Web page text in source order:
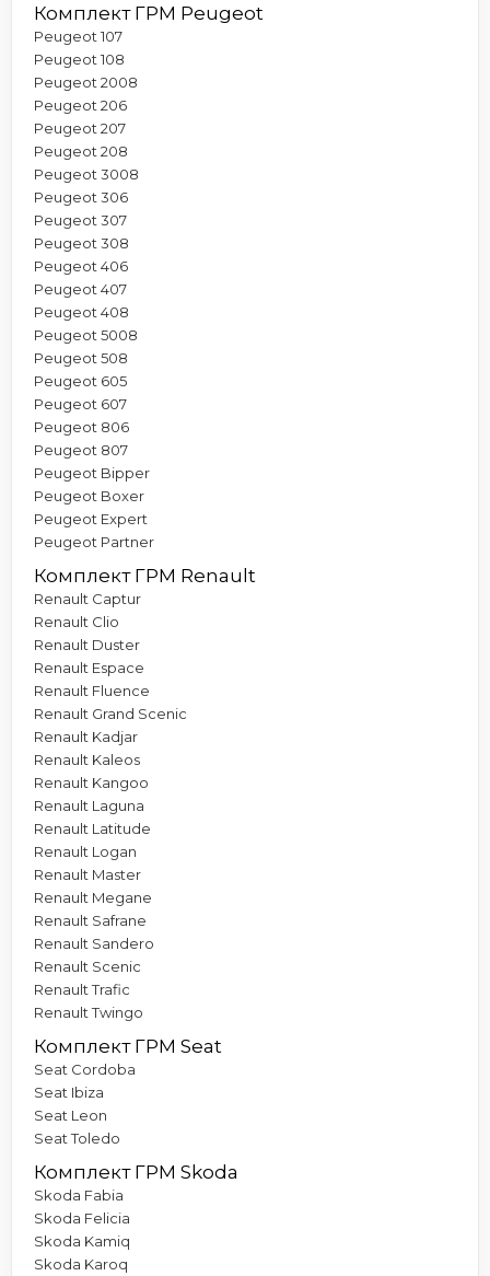
Комплект ГРМ Peugeot
Peugeot 107
Peugeot 108
Peugeot 2008
Peugeot 206
Peugeot 207
Peugeot 208
Peugeot 3008
Peugeot 306
Peugeot 307
Peugeot 308
Peugeot 406
Peugeot 407
Peugeot 408
Peugeot 5008
Peugeot 508
Peugeot 605
Peugeot 607
Peugeot 806
Peugeot 807
Peugeot Bipper
Peugeot Boxer
Peugeot Expert
Peugeot Partner
Комплект ГРМ Renault
Renault Captur
Renault Clio
Renault Duster
Renault Espace
Renault Fluence
Renault Grand Scenic
Renault Kadjar
Renault Kaleos
Renault Kangoo
Renault Laguna
Renault Latitude
Renault Logan
Renault Master
Renault Megane
Renault Safrane
Renault Sandero
Renault Scenic
Renault Trafic
Renault Twingo
Комплект ГРМ Seat
Seat Cordoba
Seat Ibiza
Seat Leon
Seat Toledo
Комплект ГРМ Skoda
Skoda Fabia
Skoda Felicia
Skoda Kamiq
Skoda Karoq